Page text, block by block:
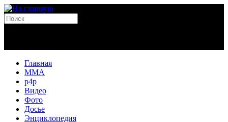
Главная
MMA
p4p
Видео
Фото
Досье
Энциклопедия